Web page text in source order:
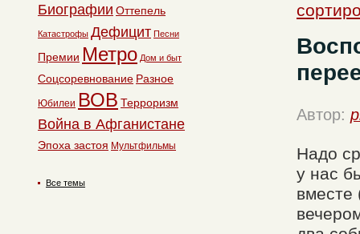
Автор:
Надо
у нас
вместе
Биографии Оттепель
Катастрофы Дефицит Песни
Премии Метро Дом и быт
Соцсоревнование Разное
Юбилеи ВОВ Терроризм
Война в Афганистане
Эпоха застоя Мультфильмы
Все темы